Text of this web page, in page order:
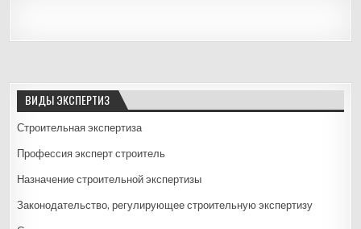
ВИДЫ ЭКСПЕРТИЗ
Строительная экспертиза
Профессия эксперт строитель
Назначение строительной экспертизы
Законодательство, регулирующее строительную экспертизу